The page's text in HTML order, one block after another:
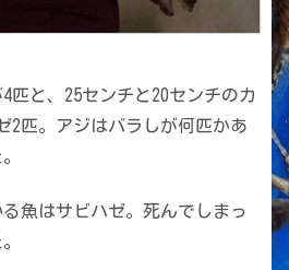
匹と、25センチと20センチのカ
2匹。アジはバラしが何匹かあ
魚はサビハゼ。死んでしまっ